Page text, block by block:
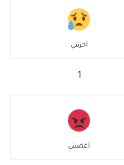
أحزنني
1
أغضبني